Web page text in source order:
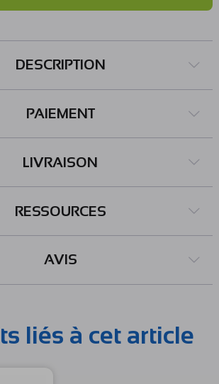
DESCRIPTION
PAIEMENT
LIVRAISON
RESSOURCES
AVIS
liés à cet article